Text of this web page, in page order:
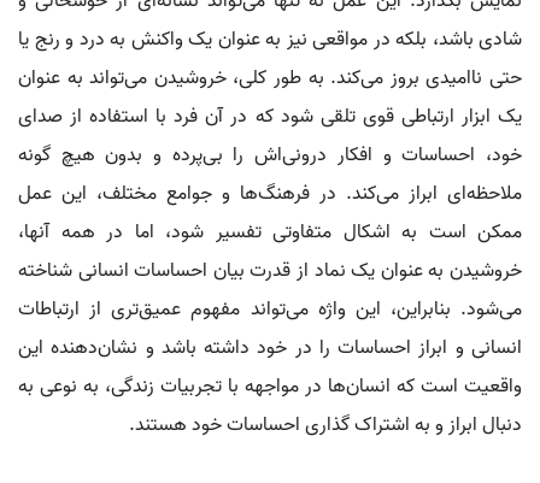
شادی باشد، بلکه در مواقعی نیز به عنوان یک واکنش به درد و رنج یا
حتی ناامیدی بروز می‌کند. به طور کلی، خروشیدن می‌تواند به عنوان
یک ابزار ارتباطی قوی تلقی شود که در آن فرد با استفاده از صدای
خود، احساسات و افکار درونی‌اش را بی‌پرده و بدون هیچ گونه
ملاحظه‌ای ابراز می‌کند. در فرهنگ‌ها و جوامع مختلف، این عمل
ممکن است به اشکال متفاوتی تفسیر شود، اما در همه آنها،
خروشیدن به عنوان یک نماد از قدرت بیان احساسات انسانی شناخته
می‌شود. بنابراین، این واژه می‌تواند مفهوم عمیق‌تری از ارتباطات
انسانی و ابراز احساسات را در خود داشته باشد و نشان‌دهنده این
واقعیت است که انسان‌ها در مواجهه با تجربیات زندگی، به نوعی به
دنبال ابراز و به اشتراک گذاری احساسات خود هستند.